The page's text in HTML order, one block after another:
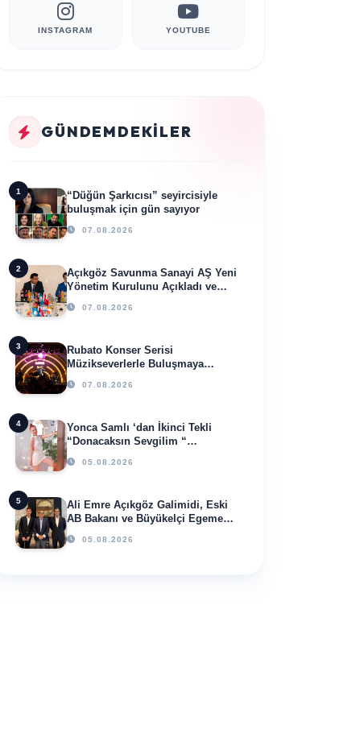
INSTAGRAM YOUTUBE
GÜNDEMDEKILER
1
“Düğün Şarkıcısı” seyircisiyle
buluşmak için gün sayıyor
07.08.2026
2
Açıkgöz Savunma Sanayi AŞ Yeni
Yönetim Kurulunu Açıkladı ve
Savunma Sanayinde Küresel
Vizyon Vurgusu
07.08.2026
3
Rubato Konser Serisi
Müzikseverlerle Buluşmaya
Devam Ediyor
07.08.2026
4
Yonca Samlı ‘dan İkinci Tekli
“Donacaksın Sevgilim “
yayımlandı
05.08.2026
5
Ali Emre Açıkgöz Galimidi, Eski
AB Bakanı ve Büyükelçi Egemen
Bağış ile Bir Araya Geldi
05.08.2026